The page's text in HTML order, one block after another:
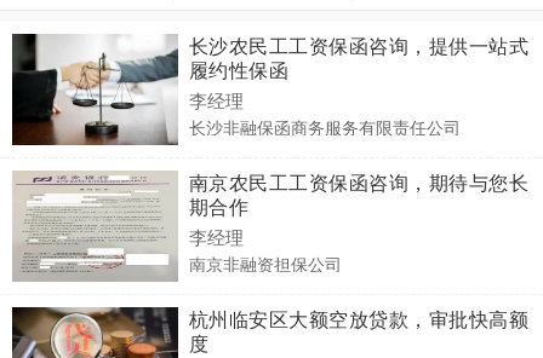
长沙农民工工资保函咨询，提供一站式
履约性保函
李经理
长沙非融保函商务服务有限责任公司
南京农民工工资保函咨询，期待与您长
期合作
李经理
南京非融资担保公司
杭州临安区大额空放贷款，审批快高额
度